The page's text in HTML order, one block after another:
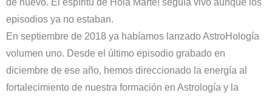
episodios ya no estaban.
En septiembre de 2018 ya habíamos lanzado AstroHología
volumen uno. Desde el último episodio grabado en
diciembre de ese año, hemos direccionado la energía al
fortalecimiento de nuestra formación en Astrología y la